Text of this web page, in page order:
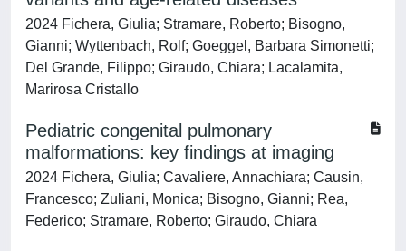
2024 Fichera, Giulia; Stramare, Roberto; Bisogno,
Gianni; Wyttenbach, Rolf; Goeggel, Barbara Simonetti;
Del Grande, Filippo; Giraudo, Chiara; Lacalamita,
Marirosa Cristallo
Pediatric congenital pulmonary
malformations: key findings at imaging
2024 Fichera, Giulia; Cavaliere, Annachiara; Causin,
Francesco; Zuliani, Monica; Bisogno, Gianni; Rea,
Federico; Stramare, Roberto; Giraudo, Chiara